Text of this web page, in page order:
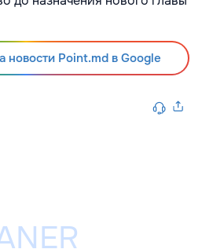
новости Point.md в Google